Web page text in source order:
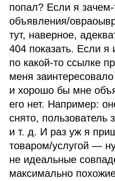
попал? Если я
объявления/
тут, наверное,
404 показать. Если я
по какой‑то ссылке
меня
и хорошо бы мне
его нет. Например:
снято, пользователь
и т. д. И раз уж я
товаром/услугой —
не идеальные
максимально